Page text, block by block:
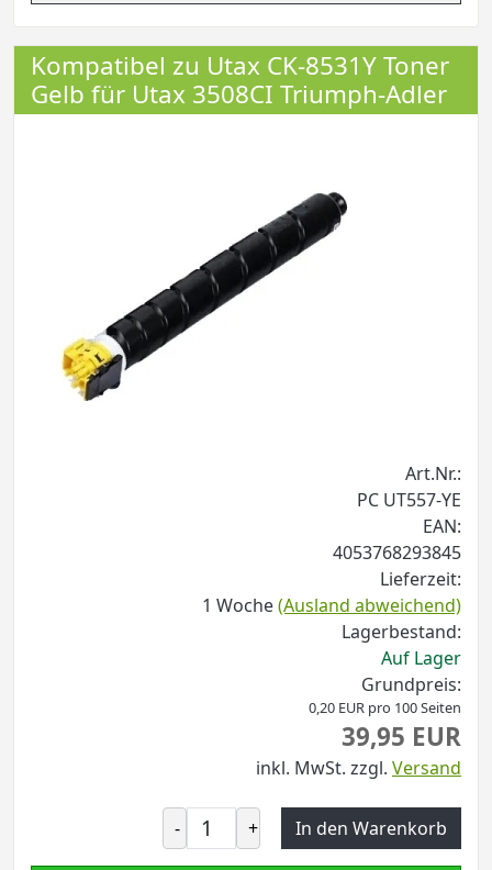
Kompatibel zu Utax CK-8531Y Toner
Gelb für Utax 3508CI Triumph-Adler
Art.Nr.:
PC UT557-YE
EAN:
4053768293845
Lieferzeit:
1 Woche(Ausland abweichend)
Lagerbestand:
Auf Lager
Grundpreis:
0,20 EUR pro 100 Seiten
39,95 EUR
inkl. MwSt. zzgl. Versand
- + In den Warenkorb